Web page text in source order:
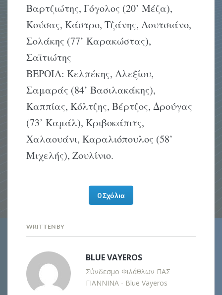
Βαρτζιώτης, Γόγολος (20’ Μέζα),
Κούσας, Κάστρο, Τζάνης, Λουτσιάνο,
Σολάκης (77’ Καρακώστας),
Σαϊτιώτης
ΒΕΡΟΙΑ: Κελπέκης, Αλεξίου,
Σαμαράς (84’ Βασιλακάκης),
Καππίας, Κόλτζης, Βέρτζος, Δρούγας
(73’ Καμάλ), Κριβοκάπιτς,
Χαλαουάνι, Καραλιόπουλος (58’
Μιχελής), Ζουλίνιο.
0 Σχόλια
WRITTEN BY
BLUE VAYEROS
Σύνδεσμο Φιλάθλων ΠΑΣ
ΓΙΑΝΝΙΝΑ - Blue Vayeros